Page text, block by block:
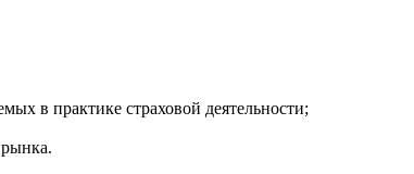
в практике страховой деятельности;